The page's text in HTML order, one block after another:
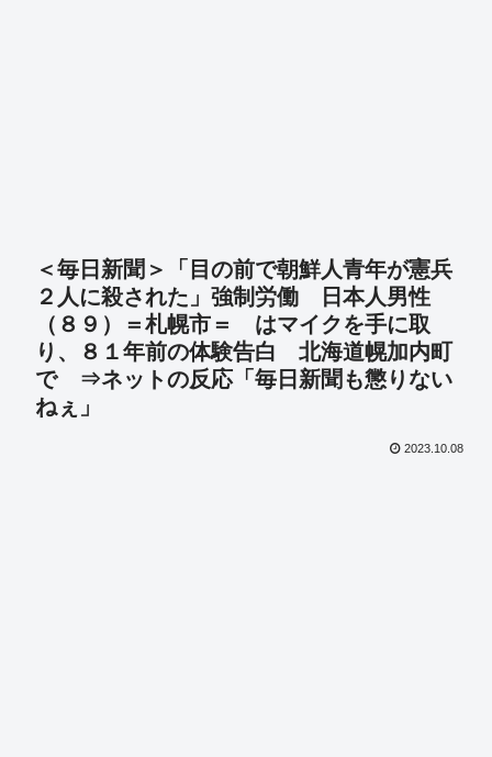
＜毎日新聞＞「目の前で朝鮮人青年が憲兵
２人に殺された」強制労働 日本人男性
（８９）＝札幌市＝ はマイクを手に取
り、８１年前の体験告白 北海道幌加内町
で ⇒ネットの反応「毎日新聞も懲りない
ねぇ」
2023.10.08